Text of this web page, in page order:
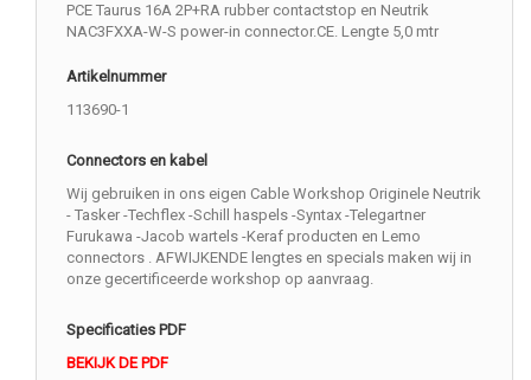
PCE Taurus 16A 2P+RA rubber contactstop en Neutrik
NAC3FXXA-W-S power-in connector.CE. Lengte 5,0 mtr
Artikelnummer
113690-1
Connectors en kabel
Wij gebruiken in ons eigen Cable Workshop Originele Neutrik
- Tasker -Techflex -Schill haspels -Syntax -Telegartner
Furukawa -Jacob wartels -Keraf producten en Lemo
connectors . AFWIJKENDE lengtes en specials maken wij in
onze gecertificeerde workshop op aanvraag.
Specificaties PDF
BEKIJK DE PDF